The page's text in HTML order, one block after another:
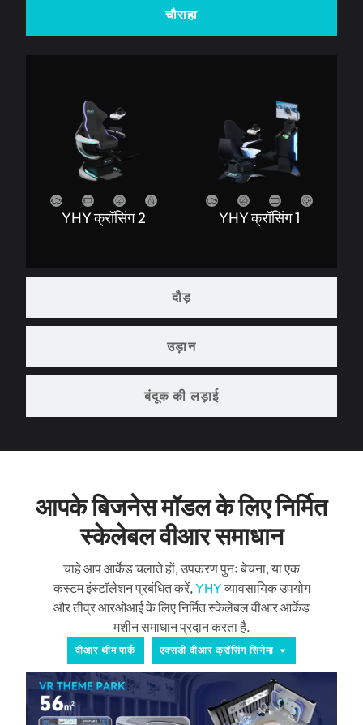
चौराहा
दौड़
उड़ान
बंदूक की लड़ाई
YHY क्रॉसिंग 2 YHY क्रॉसिंग 1
आपके बिजनेस मॉडल के लिए निर्मित
स्केलेबल वीआर समाधान
चाहे आप आर्केड चलाते हों, उपकरण पुनः बेचना, या एक
कस्टम इंस्टॉलेशन प्रबंधित करें,YHY व्यावसायिक उपयोग
और तीव्र आरओआई के लिए निर्मित स्केलेबल वीआर आर्केड
मशीन समाधान प्रदान करता है.
वीआर थीम पार्क एक्सडी वीआर क्रॉसिंग सिनेमा